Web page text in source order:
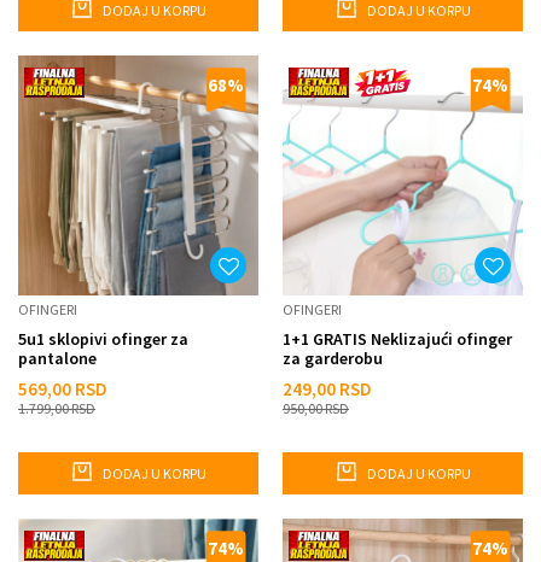
DODAJ U KORPU DODAJ U KORPU
68%
OFINGERI
5u1 sklopivi ofinger za
pantalone
569,00 RSD
1.799,00RSD
DODAJ U KORPU
74%
OFINGERI
1+1 GRATIS Neklizajući ofinger
za garderobu
249,00 RSD
950,00RSD
DODAJ U KORPU
74% 74%